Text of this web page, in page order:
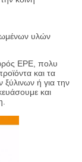
υλών
EPE, πολυ
και τα
ξύλινων ή για την
και